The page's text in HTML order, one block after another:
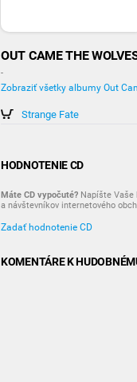
OUT CAME THE
-
Zobraziť všetky albumy Out
Strange Fate
HODNOTENIE CD
Máte CD vypočuté? Napíšte Vaše
a návštevníkov internetového
Zadať hodnotenie CD
KOMENTÁRE K